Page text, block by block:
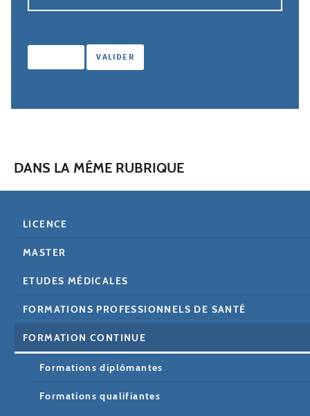
DANS LA MÊME RUBRIQUE
LICENCE
MASTER
ETUDES MÉDICALES
FORMATIONS PROFESSIONNELS DE SANTÉ
FORMATION CONTINUE
Formations diplômantes
Formations qualifiantes